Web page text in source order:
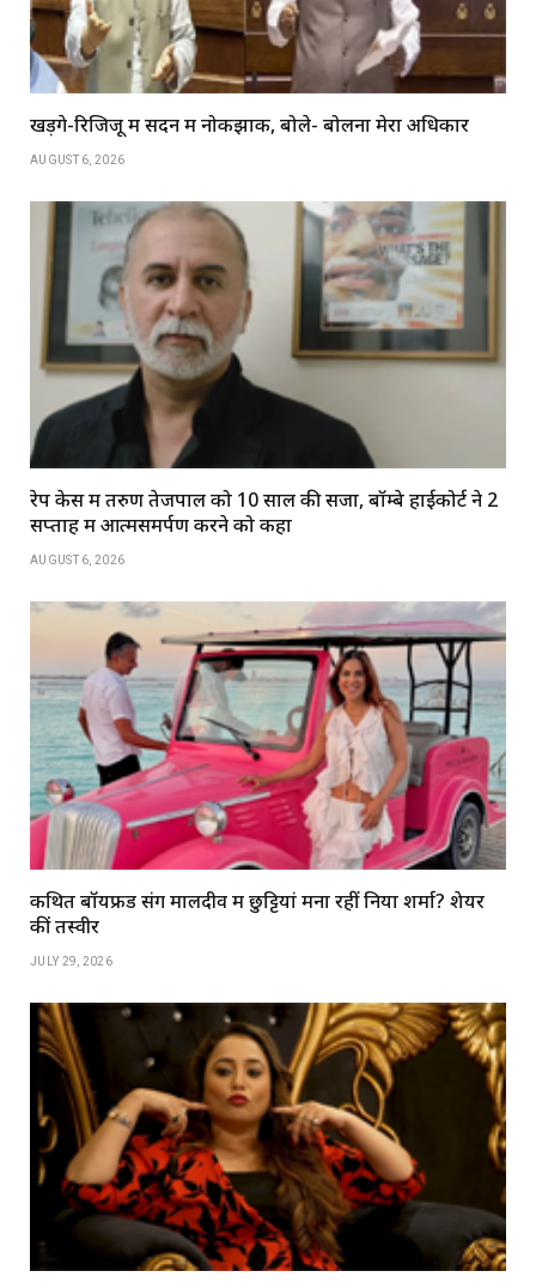
खड़गे-रिजिजू में सदन में नोकझोंक, बोले- बोलना मेरा अधिकार
AUGUST 6, 2026
रेप केस में तरुण तेजपाल को 10 साल की सजा, बॉम्बे हाईकोर्ट ने 2
सप्ताह में आत्मसमर्पण करने को कहा
AUGUST 6, 2026
कथित बॉयफ्रेंड संग मालदीव में छुट्टियां मना रहीं निया शर्मा? शेयर
कीं तस्वीरें
JULY 29, 2026